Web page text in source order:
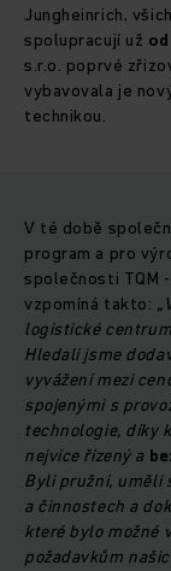
Jungheinrich,
spolupracují už
s.r.o. poprvé
vybavovala je
technikou.
V té době
program a pro
společnosti TQM
vzpomíná takto: „
logistické
Hledali jsme
vyvážení mezi
spojenými s
technologie, díky
nejvíce řízený a
Byli pružní, uměli
a činnostech a
které bylo možné
požadavkům